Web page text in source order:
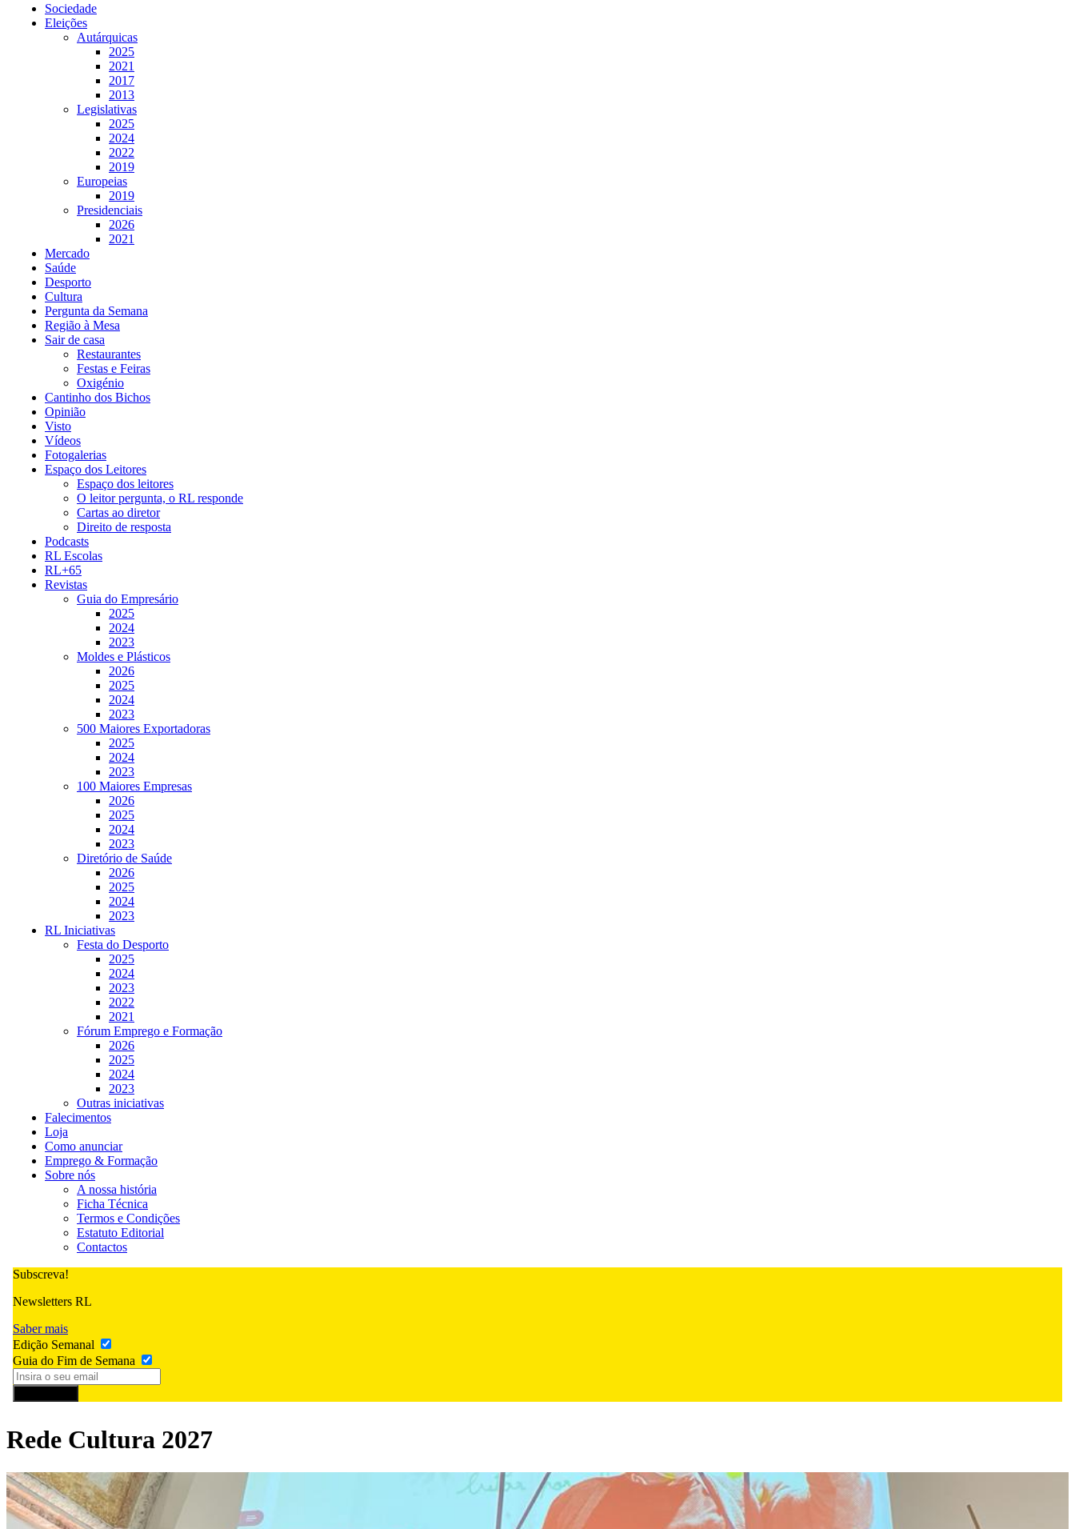
Sociedade
Eleições
Autárquicas
2025
2021
2017
2013
Legislativas
2025
2024
2022
2019
Europeias
2019
Presidenciais
2026
2021
Mercado
Saúde
Desporto
Cultura
Pergunta da Semana
Região à Mesa
Sair de casa
Restaurantes
Festas e Feiras
Oxigénio
Cantinho dos Bichos
Opinião
Visto
Vídeos
Fotogalerias
Espaço dos Leitores
Espaço dos leitores
O leitor pergunta, o RL responde
Cartas ao diretor
Direito de resposta
Podcasts
RL Escolas
RL+65
Revistas
Guia do Empresário
2025
2024
2023
Moldes e Plásticos
2026
2025
2024
2023
500 Maiores Exportadoras
2025
2024
2023
100 Maiores Empresas
2026
2025
2024
2023
Diretório de Saúde
2026
2025
2024
2023
RL Iniciativas
Festa do Desporto
2025
2024
2023
2022
2021
Fórum Emprego e Formação
2026
2025
2024
2023
Outras iniciativas
Falecimentos
Loja
Como anunciar
Emprego & Formação
Sobre nós
A nossa história
Ficha Técnica
Termos e Condições
Estatuto Editorial
Contactos
Subscreva!
Newsletters RL
Saber mais
Edição Semanal
Guia do Fim de Semana
Rede Cultura 2027